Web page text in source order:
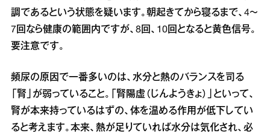
調であるという状態を疑います。朝起きてから寝るまで、4～
7回なら健康の範囲内ですが、8回、10回となると黄色信号。
要注意です。
頻尿の原因で一番多いのは、水分と熱のバランスを司る
「腎」が弱っていること。「腎陽虚（じんようきょ）」といって、
腎が本来持っているはずの、体を温める作用が低下してい
ると考えます。本来、熱が足りていれば水分は気化され、必